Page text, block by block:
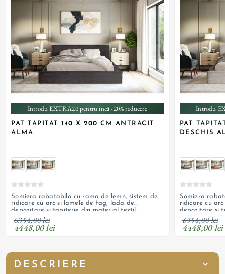
Introdu EXTRA20 pentru încă -20% reducere
PAT TAPITAT 140 X 200 CM ANTRACIT
ALMA
Somiera rabatabila cu rama de lemn, sistem de
ridicare cu arc si lamele de fag, lada de
depozitare si tapiterie din material textil;
personalizabil
6354,00 lei
4448,00 lei
Introdu
PAT
DESCHIS
Somiera
ridicare cu
depozitare si
personalizabil
6354,00 lei
4448,00 lei
DESCRIERE